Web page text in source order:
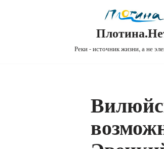
Реки - источник жизни, а не